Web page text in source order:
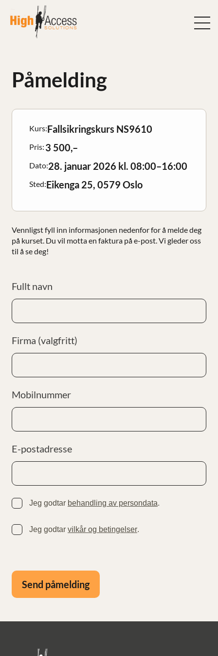
innhold
Påmelding
Kurs:Fallsikringskurs NS9610
Pris: 3 500,–
Dato:28. januar 2026 kl. 08:00–16:00
Sted:Eikenga 25, 0579 Oslo
Vennligst fyll inn informasjonen nedenfor for å melde deg
på kurset. Du vil motta en faktura på e-post. Vi gleder oss
til å se deg!
Fullt navn
Firma (valgfritt)
Mobilnummer
E-postadresse
Jeg godtar behandling av persondata.
Jeg godtar vilkår og betingelser.
Send påmelding